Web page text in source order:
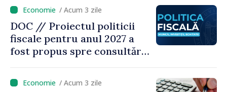
pe seama consumului de
bază al oamenilor”
/ Acum 3 zile
DOC // Proiectul politicii
fiscale pentru anul 2027 a
fost propus spre consultări
/ Acum 3 zile